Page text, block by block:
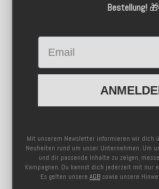
Bestellung!🎁
Email
Mit unserem Newsletter informieren wir dich
Neuheiten rund um unser Unternehmen. Um
und dir passende Inhalte zu zeigen,
Kampagnen. Du kannst dich jederzeit mit nur
Es gelten unsere AGB sowie unsere